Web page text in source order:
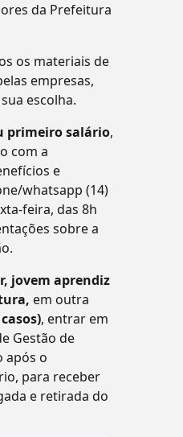
da Prefeitura
os materiais de
empresas,
escolha.
primeiro salário,
com a
e
whatsapp (14)
feira, das 8h
sobre a
jovem aprendiz
em outra
, entrar em
Gestão de
após o
para receber
e retirada do